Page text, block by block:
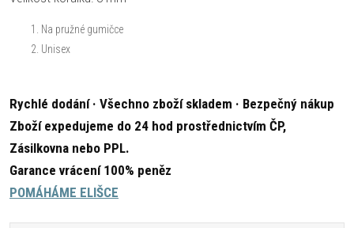
Na pružné gumičce
Unisex
Rychlé dodání · Všechno zboží skladem · Bezpečný nákup
Zboží expedujeme do 24 hod prostřednictvím ČP,
Zásilkovna nebo PPL.
Garance vrácení 100% peněz
POMÁHÁME ELIŠCE